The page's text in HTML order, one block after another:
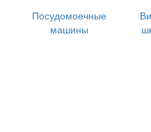
Посудомоечные
машины